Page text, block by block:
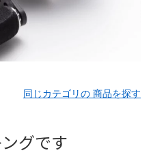
同じカテゴリの 商品を探す
グです